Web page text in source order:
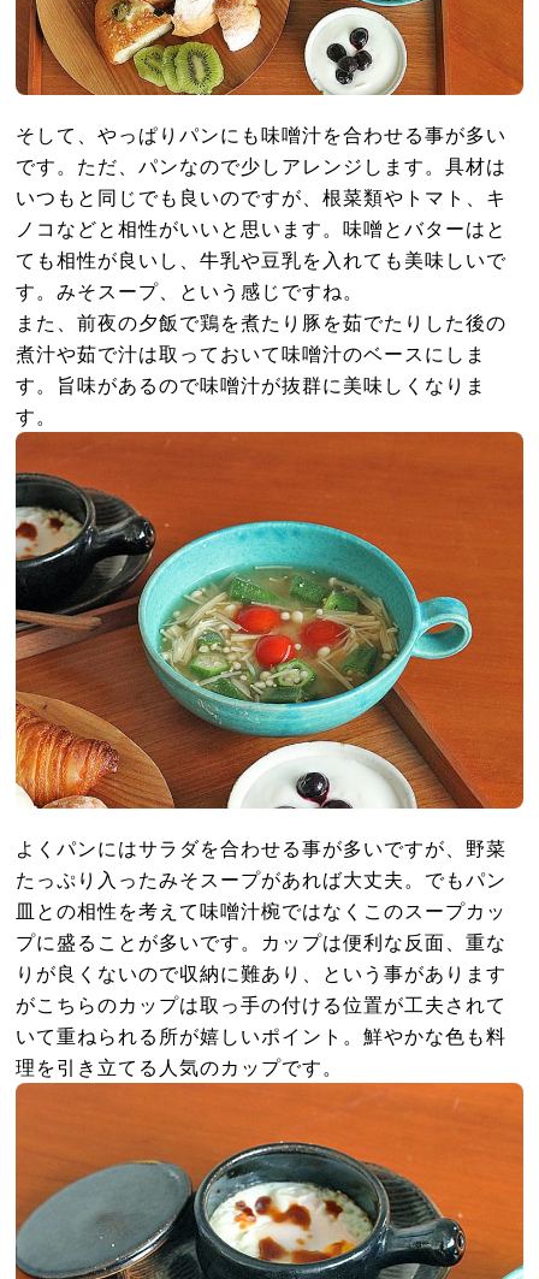
そして、やっぱりパンにも味噌汁を合わせる事が多い
です。ただ、パンなので少しアレンジします。具材は
いつもと同じでも良いのですが、根菜類やトマト、キ
ノコなどと相性がいいと思います。味噌とバターはと
ても相性が良いし、牛乳や豆乳を入れても美味しいで
す。みそスープ、という感じですね。
また、前夜の夕飯で鶏を煮たり豚を茹でたりした後の
煮汁や茹で汁は取っておいて味噌汁のベースにしま
す。旨味があるので味噌汁が抜群に美味しくなりま
す。
よくパンにはサラダを合わせる事が多いですが、野菜
たっぷり入ったみそスープがあれば大丈夫。でもパン
皿との相性を考えて味噌汁椀ではなくこのスープカッ
プに盛ることが多いです。カップは便利な反面、重な
りが良くないので収納に難あり、という事があります
がこちらのカップは取っ手の付ける位置が工夫されて
いて重ねられる所が嬉しいポイント。鮮やかな色も料
理を引き立てる人気のカップです。